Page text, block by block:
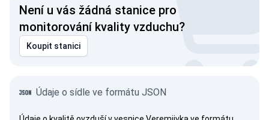
Není u vás žádná stanice pro
monitorování kvality vzduchu?
Koupit stanici
Údaje o sídle ve formátu JSON